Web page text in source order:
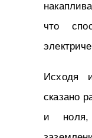
что
Исходя
сказано
и